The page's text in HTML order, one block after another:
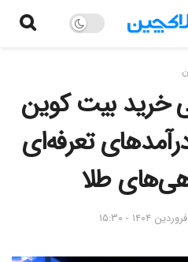
خرید بیت کوین
تعرفه‌ای
طلا